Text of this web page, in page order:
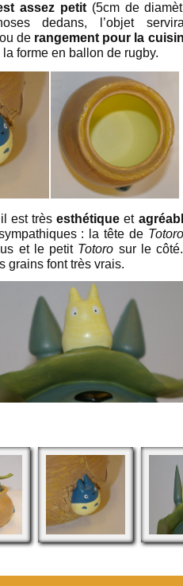
assez petit(5cm de
dedans, l’objet
ou de rangement pour la
forme en ballon de rugby.
il est trèsesthétiqueet
: la tête de Totoro
et le petit Totoro sur le
grains font très vrais.